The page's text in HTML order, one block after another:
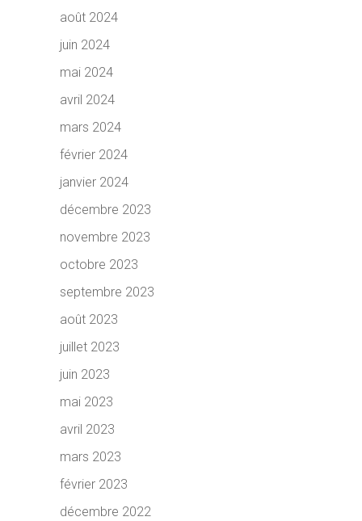
août 2024
juin 2024
mai 2024
avril 2024
mars 2024
février 2024
janvier 2024
décembre 2023
novembre 2023
octobre 2023
septembre 2023
août 2023
juillet 2023
juin 2023
mai 2023
avril 2023
mars 2023
février 2023
décembre 2022